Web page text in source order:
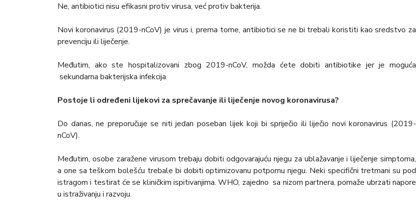
Ne, antibiotici nisu efikasni protiv virusa, već protiv bakterija.
Novi koronavirus (2019-nCoV) je virus i, prema tome, antibiotici se ne bi trebali koristiti kao sredstvo za
prevenciju ili liječenje.
Međutim, ako ste hospitalizovani zbog 2019-nCoV, možda ćete dobiti antibiotike jer je moguća
sekundarna bakterijska infekcija.
Postoje li određeni lijekovi za sprečavanje ili liječenje novog koronavirusa?
Do danas, ne preporučuje se niti jedan poseban lijek koji bi spriječio ili liječio novi koronavirus (2019-
nCoV).
Međutim, osobe zaražene virusom trebaju dobiti odgovarajuću njegu za ublažavanje i liječenje simptoma,
a one sa teškom bolešću trebale bi dobiti optimizovanu potpornu njegu. Neki specifični tretmani su pod
istragom i testirat će se kliničkim ispitivanjima. WHO, zajedno sa nizom partnera, pomaže ubrzati napore
u istraživanju i razvoju.